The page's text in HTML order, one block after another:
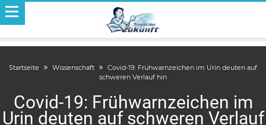
Startseite Wissenschaft
Covid-19: Frühwarnzeichen im Urin deuten auf
schweren Verlauf hin
Covid-19: Frühwarnzeichen im
Urin deuten auf schweren Verlauf